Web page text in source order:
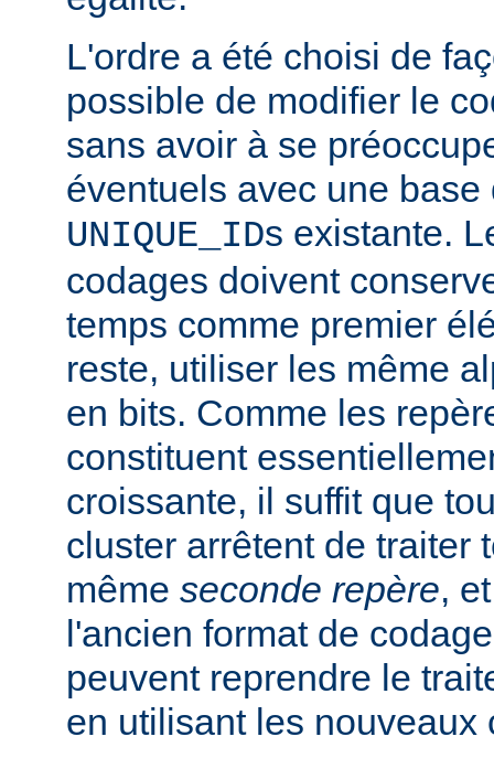
L'ordre a été choisi de
possible de modifier le
sans avoir à se
éventuels avec une
UNIQUE_IDs existante.
codages doivent
temps comme premier
reste, utiliser les même
en bits. Comme les
constituent
croissante, il suffit que
cluster arrêtent de traiter
même seconde repère,
l'ancien format de
peuvent reprendre le
en utilisant les nouveaux